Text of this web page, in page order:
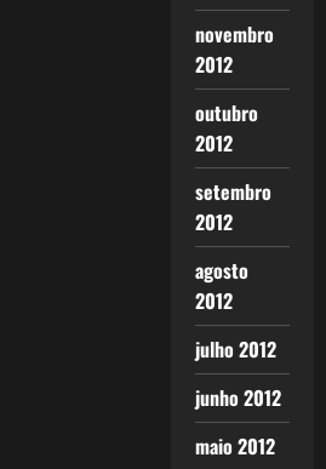
novembro
2012
outubro
2012
setembro
2012
agosto
2012
julho 2012
junho 2012
maio 2012